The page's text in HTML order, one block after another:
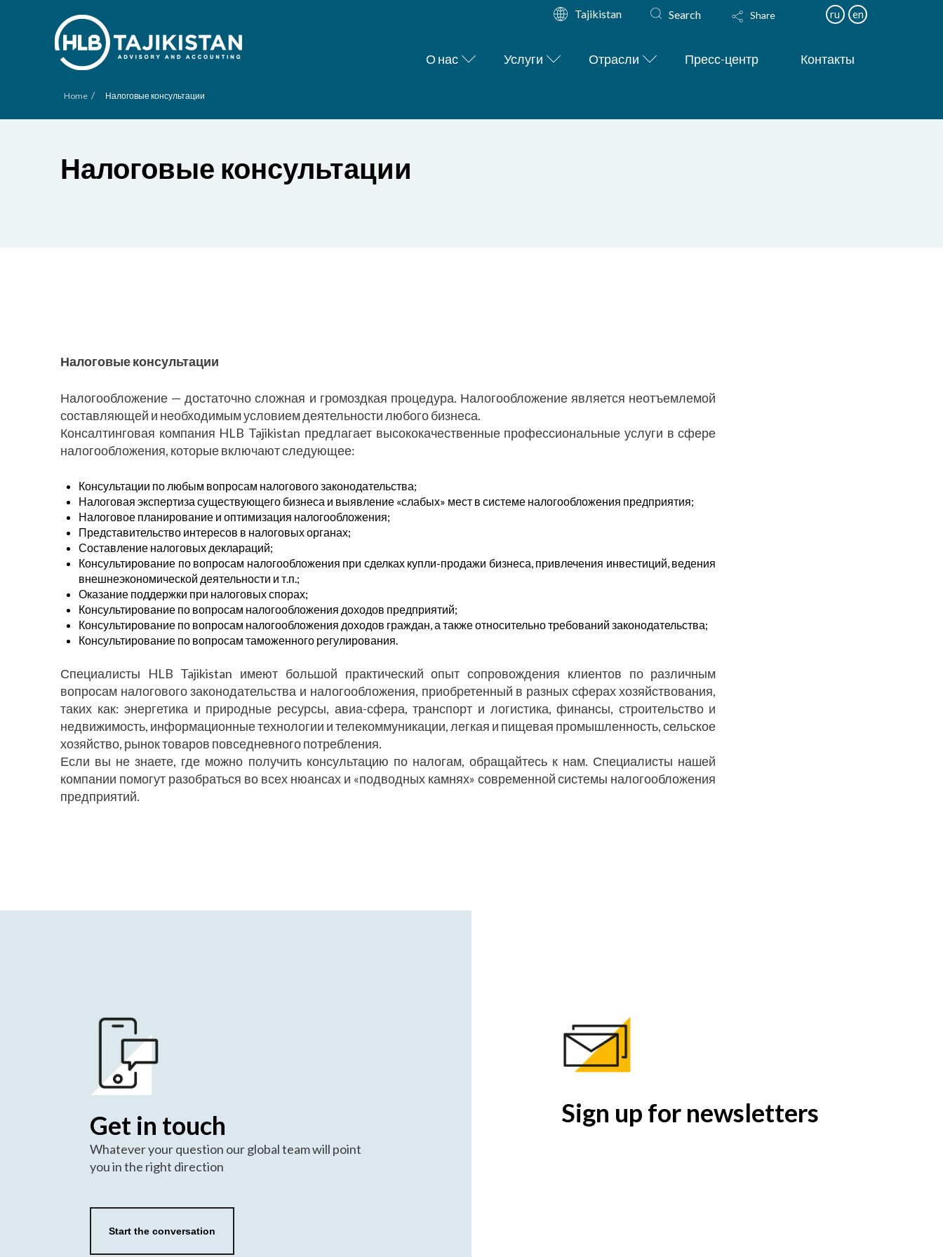
Tajikistan Search Share ru en
О нас Услуги Отрасли Пресс-центр Контакты
Home / Налоговые консультации
Налоговые консультации
Налоговые консультации
Налогообложение — достаточно сложная и громоздкая процедура. Налогообложение является неотъемлемой
составляющей и необходимым условием деятельности любого бизнеса.
Консалтинговая компания HLB Tajikistan предлагает высококачественные профессиональные услуги в сфере
налогообложения, которые включают следующее:
Консультации по любым вопросам налогового законодательства;
Налоговая экспертиза существующего бизнеса и выявление «слабых» мест в системе налогообложения предприятия;
Налоговое планирование и оптимизация налогообложения;
Представительство интересов в налоговых органах;
Составление налоговых деклараций;
Консультирование по вопросам налогообложения при сделках купли-продажи бизнеса, привлечения инвестиций, ведения
внешнеэкономической деятельности и т.п.;
Оказание поддержки при налоговых спорах;
Консультирование по вопросам налогообложения доходов предприятий;
Консультирование по вопросам налогообложения доходов граждан, а также относительно требований законодательства;
Консультирование по вопросам таможенного регулирования.
Специалисты HLB Tajikistan имеют большой практический опыт сопровождения клиентов по различным
вопросам налогового законодательства и налогообложения, приобретенный в разных сферах хозяйствования,
таких как: энергетика и природные ресурсы, авиа-сфера, транспорт и логистика, финансы, строительство и
недвижимость, информационные технологии и телекоммуникации, легкая и пищевая промышленность, сельское
хозяйство, рынок товаров повседневного потребления.
Если вы не знаете, где можно получить консультацию по налогам, обращайтесь к нам. Специалисты нашей
компании помогут разобраться во всех нюансах и «подводных камнях» современной системы налогообложения
предприятий.
Get in touch
Whatever your question our global team will point
you in the right direction
Start the conversation
Sign up for newsletters